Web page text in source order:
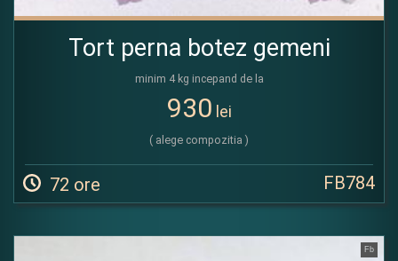
Tort perna botez gemeni
minim 4 kg incepand de la
930 lei
( alege compozitia )
72 ore FB784
Fb